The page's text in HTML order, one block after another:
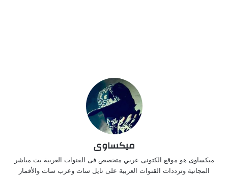
ميكساوى
ميكساوى هو موقع الكتونى عربي متخصص فى القنوات العربية بث مباشر
المجانية وترددات القنوات العربية على نايل سات وعرب سات والأقمار